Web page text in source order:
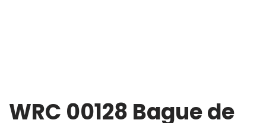
WRC 00128 Bague de